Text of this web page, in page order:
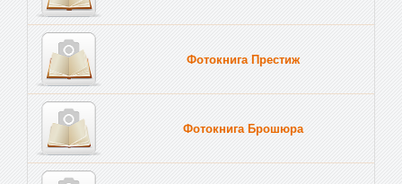
Фотокнига Престиж
Фотокнига Брошюра